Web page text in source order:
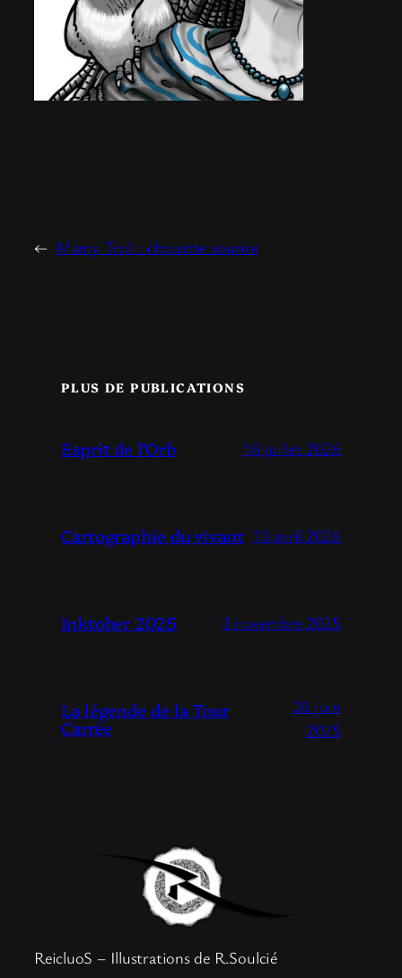
← Mamy Troll : chouette sourire
PLUS DE PUBLICATIONS
Esprit de l’Orb 18 juillet 2026
Cartographie du vivant 13 avril 2026
Inktober 2025 3 novembre 2025
La légende de la Tour
Carrée
26 juin
2025
ReicluoS – Illustrations de R.Soulcié